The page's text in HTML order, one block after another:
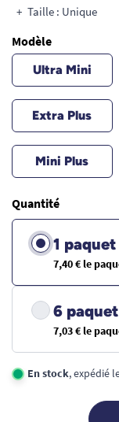
Taille : Unique
Modèle
Ultra Mini
Extra Plus
Mini Plus
Quantité
1 paquet
7,40 € le
6
7,03 € le
En stock, expédié